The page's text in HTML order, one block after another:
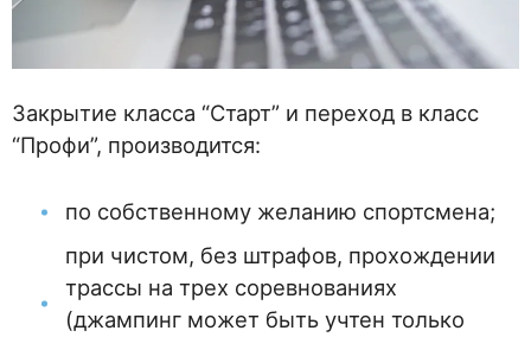
Закрытие класса “Старт” и переход в класс
“Профи”, производится:
по собственному желанию спортсмена;
при чистом, без штрафов, прохождении
трассы на трех соревнованиях
(джампинг может быть учтен только